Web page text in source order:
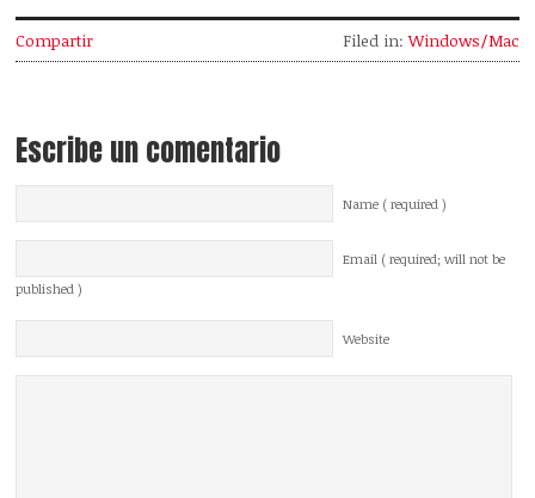
Compartir Filed in:Windows/Mac
Escribe un comentario
Name ( required )
Email ( required; will not be
published )
Website